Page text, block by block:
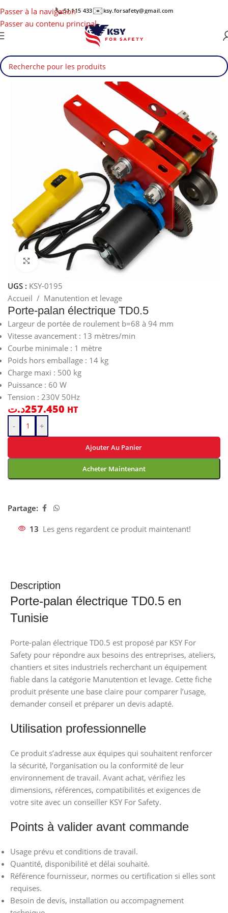
Passer à la navigation
Passer au contenu principal
📞51 115 433✉️ ksy.forsafety@gmail.com
Cliquez pour agrandir
UGS : KSY-0195
Accueil / Manutention et levage
Porte-palan électrique TD0.5
Largeur de portée de roulement b=68 à 94 mm
Vitesse avancement : 13 mètres/min
Courbe minimale : 1 mètre
Poids hors emballage : 14 kg
Charge maxi : 500 kg
Puissance : 60 W
Tension : 230V 50Hz
257.450د.ت HT
- +
Ajouter Au Panier
Acheter Maintenant
Partage:
13 Les gens regardent ce produit maintenant!
Description
Porte-palan électrique TD0.5 en
Tunisie
Porte-palan électrique TD0.5 est proposé par KSY For
Safety pour répondre aux besoins des entreprises, ateliers,
chantiers et sites industriels recherchant un équipement
fiable dans la catégorie Manutention et levage. Cette fiche
produit présente une base claire pour comparer l’usage,
demander conseil et préparer un devis adapté.
Utilisation professionnelle
Ce produit s’adresse aux équipes qui souhaitent renforcer
la sécurité, l’organisation ou la conformité de leur
environnement de travail. Avant achat, vérifiez les
dimensions, références, compatibilités et exigences de
votre site avec un conseiller KSY For Safety.
Points à valider avant commande
Usage prévu et conditions de travail.
Quantité, disponibilité et délai souhaité.
Référence fournisseur, normes ou certification si elles sont
requises.
Besoin de devis, installation ou accompagnement